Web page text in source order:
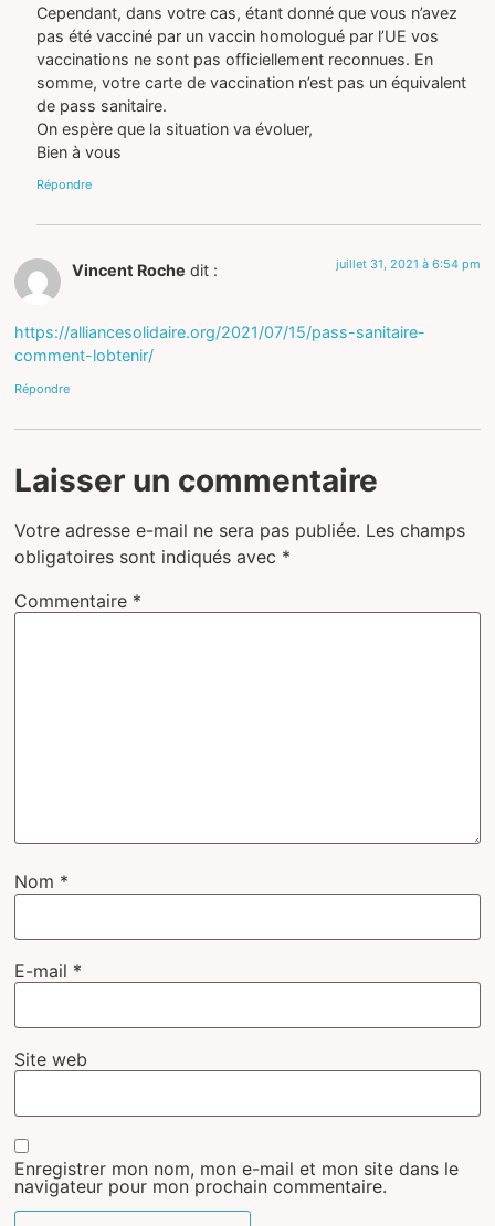
Cependant, dans votre cas, étant donné que vous n’avez
pas été vacciné par un vaccin homologué par l’UE vos
vaccinations ne sont pas officiellement reconnues. En
somme, votre carte de vaccination n’est pas un équivalent
de pass sanitaire.
On espère que la situation va évoluer,
Bien à vous
Répondre
Vincent Roche dit : juillet 31, 2021 à 6:54 pm
https://alliancesolidaire.org/2021/07/15/pass-sanitaire-
comment-lobtenir/
Répondre
Laisser un commentaire
Votre adresse e-mail ne sera pas publiée. Les champs
obligatoires sont indiqués avec *
Commentaire *
Nom *
E-mail *
Site web
Enregistrer mon nom, mon e-mail et mon site dans le
navigateur pour mon prochain commentaire.